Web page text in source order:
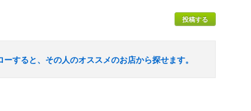
投稿する
すると、その人のオススメのお店から探せます。